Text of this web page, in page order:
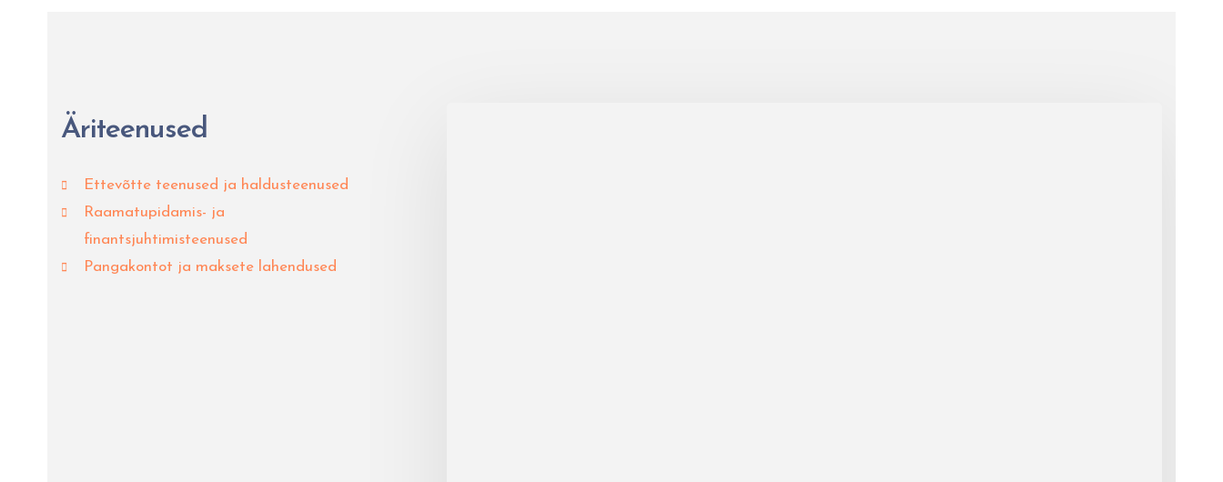
Äriteenused
Ettevõtte teenused ja haldusteenused
Raamatupidamis- ja
finantsjuhtimisteenused
Pangakontot ja maksete lahendused